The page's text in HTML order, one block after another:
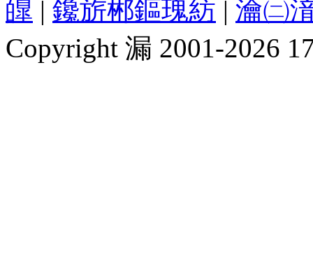
皥 | 鑱旂郴鏂瑰紡 | 瀹㈡
Copyright 漏 2001-2026